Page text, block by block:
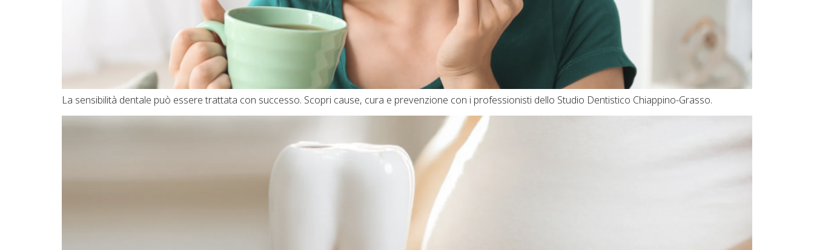
La sensibilità dentale può essere trattata con successo. Scopri cause, cura e prevenzione con i professionisti dello Studio Dentistico Chiappino-Grasso.